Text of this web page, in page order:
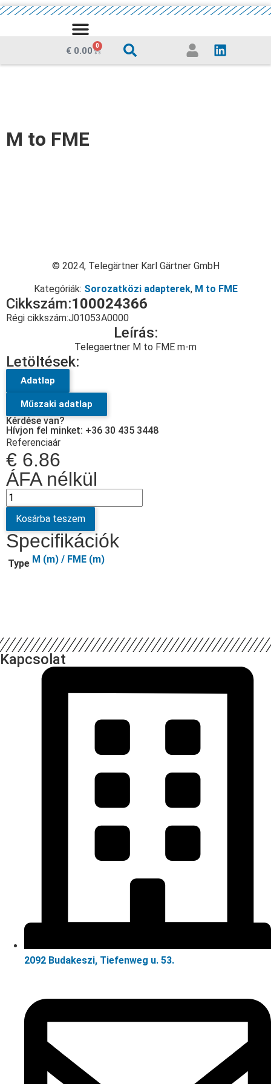
€ 0.00 0
M to FME
© 2024, Telegärtner Karl Gärtner GmbH
Kategóriák: Sorozatközi adapterek, M to FME
Cikkszám:100024366
Régi cikkszám:J01053A0000
Leírás:
Telegaertner M to FME m-m
Letöltések:
Adatlap
Műszaki adatlap
Kérdése van?
Hívjon fel minket: +36 30 435 3448
Referenciaár
€ 6.86
ÁFA nélkül
Kosárba teszem
Specifikációk
Type M (m) / FME (m)
Kapcsolat
2092 Budakeszi, Tiefenweg u. 53.